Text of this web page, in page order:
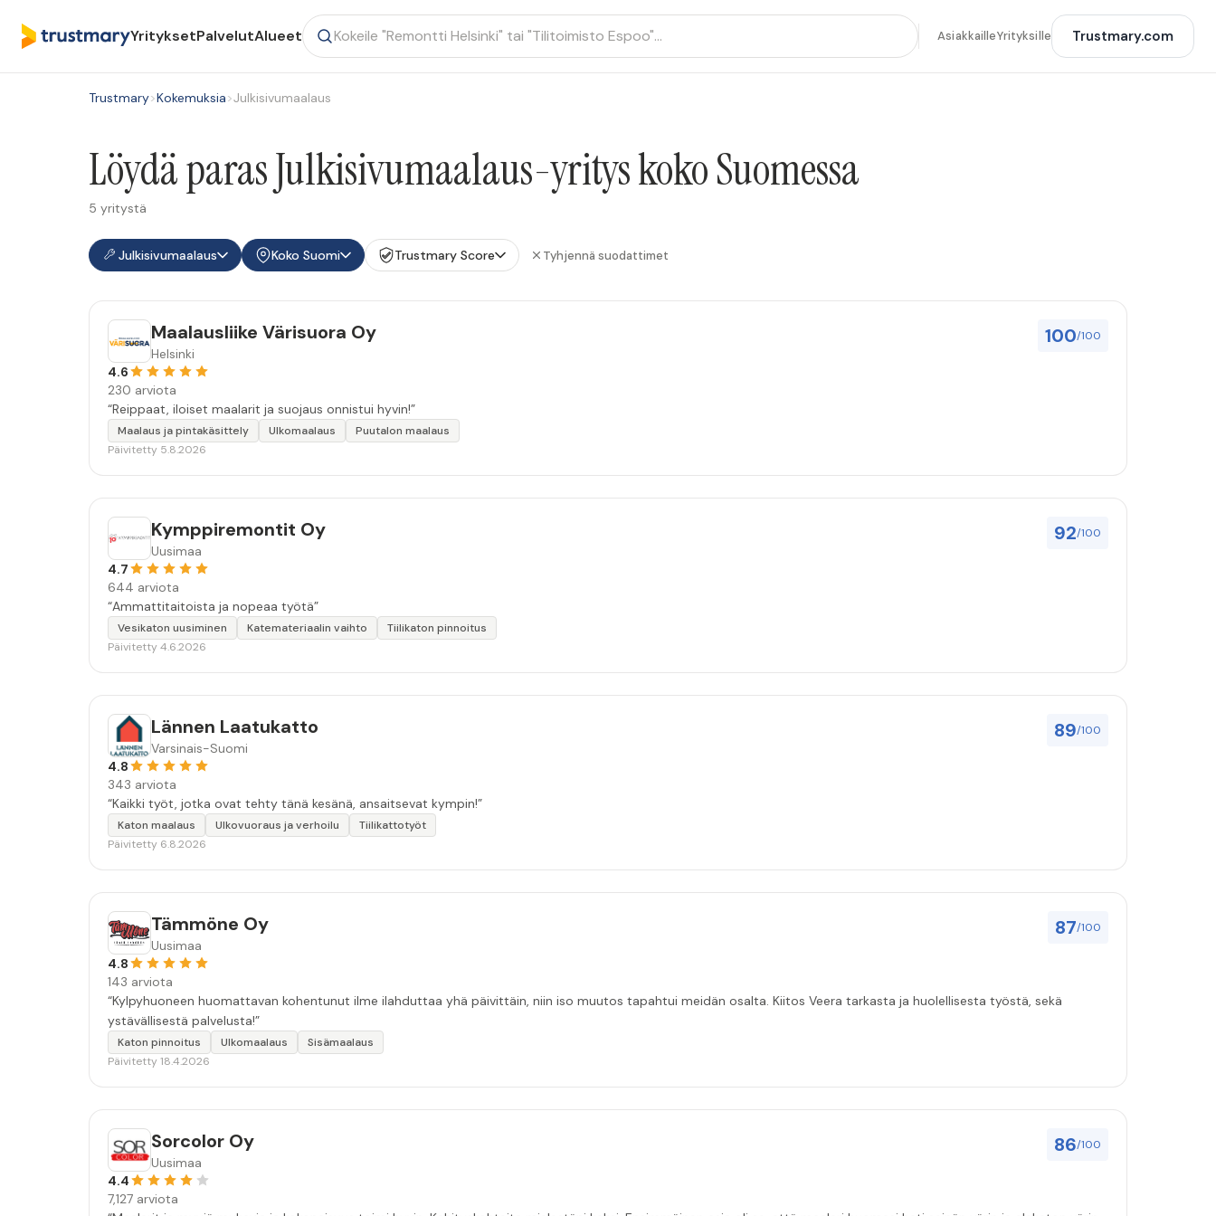
YrityksetPalvelutAlueet AsiakkailleYrityksille Trustmary.com
Trustmary>Kokemuksia>Julkisivumaalaus
Löydä paras Julkisivumaalaus-yritys koko Suomessa
5 yritystä
Julkisivumaalaus Koko Suomi Trustmary Score Tyhjennä suodattimet
100/100
Maalausliike Värisuora Oy
Helsinki
4.6
230 arviota
“Reippaat, iloiset maalarit ja suojaus onnistui hyvin!”
Maalaus ja pintakäsittely Ulkomaalaus
Puutalon maalaus
Päivitetty 5.8.2026
92/100
Kymppiremontit Oy
Uusimaa
4.7
644 arviota
“Ammattitaitoista ja nopeaa työtä”
Vesikaton uusiminen Katemateriaalin vaihto
Tiilikaton pinnoitus
Päivitetty 4.6.2026
89/100
Lännen Laatukatto
Varsinais-Suomi
4.8
343 arviota
“Kaikki työt, jotka ovat tehty tänä kesänä, ansaitsevat kympin!”
Katon maalaus Ulkovuoraus ja verhoilu
Tiilikattotyöt
Päivitetty 6.8.2026
87/100
Tämmöne Oy
Uusimaa
4.8
143 arviota
“Kylpyhuoneen huomattavan kohentunut ilme ilahduttaa yhä päivittäin, niin iso muutos tapahtui meidän osalta. Kiitos Veera tarkasta ja huolellisesta työstä, sekä
ystävällisestä palvelusta!”
Katon pinnoitus Ulkomaalaus
Sisämaalaus
Päivitetty 18.4.2026
86/100
Sorcolor Oy
Uusimaa
4.4
7,127 arviota